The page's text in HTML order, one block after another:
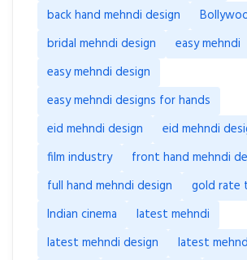
back hand mehndi design
bridal mehndi design
easy mehndi
easy mehndi design
easy mehndi designs for hands
eid mehndi design
eid mehndi
film industry
front hand mehndi
full hand mehndi design
gold rate
Indian cinema
latest mehndi
latest mehndi design
latest